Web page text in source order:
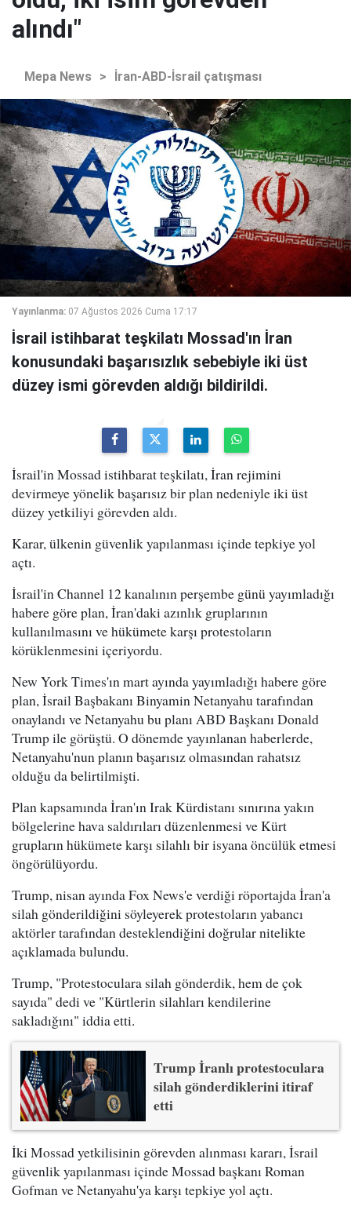
alındı"
Mepa News > İran-ABD-İsrail çatışması
Yayınlanma: 07 Ağustos 2026 Cuma 17:17
İsrail istihbarat teşkilatı Mossad'ın İran
konusundaki başarısızlık sebebiyle iki üst
düzey ismi görevden aldığı bildirildi.
İsrail'in Mossad istihbarat teşkilatı, İran rejimini
devirmeye yönelik başarısız bir plan nedeniyle iki üst
düzey yetkiliyi görevden aldı.
Karar, ülkenin güvenlik yapılanması içinde tepkiye yol
açtı.
İsrail'in Channel 12 kanalının perşembe günü yayımladığı
habere göre plan, İran'daki azınlık gruplarının
kullanılmasını ve hükümete karşı protestoların
körüklenmesini içeriyordu.
New York Times'ın mart ayında yayımladığı habere göre
plan, İsrail Başbakanı Binyamin Netanyahu tarafından
onaylandı ve Netanyahu bu planı ABD Başkanı Donald
Trump ile görüştü. O dönemde yayınlanan haberlerde,
Netanyahu'nun planın başarısız olmasından rahatsız
olduğu da belirtilmişti.
Plan kapsamında İran'ın Irak Kürdistanı sınırına yakın
bölgelerine hava saldırıları düzenlenmesi ve Kürt
grupların hükümete karşı silahlı bir isyana öncülük etmesi
öngörülüyordu.
Trump, nisan ayında Fox News'e verdiği röportajda İran'a
silah gönderildiğini söyleyerek protestoların yabancı
aktörler tarafından desteklendiğini doğrular nitelikte
açıklamada bulundu.
Trump, "Protestoculara silah gönderdik, hem de çok
sayıda" dedi ve "Kürtlerin silahları kendilerine
sakladığını" iddia etti.
Trump İranlı protestoculara
silah gönderdiklerini itiraf
etti
İki Mossad yetkilisinin görevden alınması kararı, İsrail
güvenlik yapılanması içinde Mossad başkanı Roman
Gofman ve Netanyahu'ya karşı tepkiye yol açtı.